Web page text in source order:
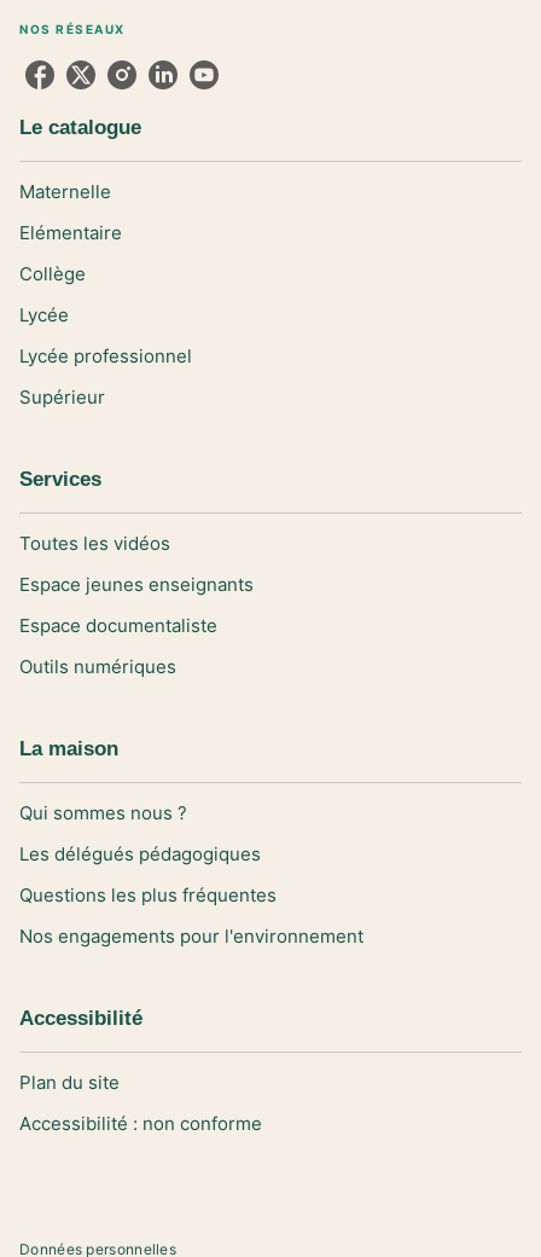
NOS RÉSEAUX
Le catalogue
Maternelle
Elémentaire
Collège
Lycée
Lycée professionnel
Supérieur
Services
Toutes les vidéos
Espace jeunes enseignants
Espace documentaliste
Outils numériques
La maison
Qui sommes nous ?
Les délégués pédagogiques
Questions les plus fréquentes
Nos engagements pour l'environnement
Accessibilité
Plan du site
Accessibilité : non conforme
Données personnelles